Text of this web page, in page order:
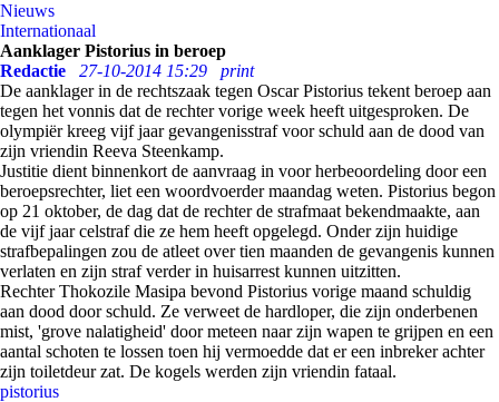
Nieuws
Internationaal
Aanklager Pistorius in beroep
Redactie
27-10-2014 15:29
print
De aanklager in de rechtszaak tegen Oscar Pistorius tekent beroep aan
tegen het vonnis dat de rechter vorige week heeft uitgesproken. De
olympiër kreeg vijf jaar gevangenisstraf voor schuld aan de dood van
zijn vriendin Reeva Steenkamp.
Justitie dient binnenkort de aanvraag in voor herbeoordeling door een
beroepsrechter, liet een woordvoerder maandag weten. Pistorius begon
op 21 oktober, de dag dat de rechter de strafmaat bekendmaakte, aan
de vijf jaar celstraf die ze hem heeft opgelegd. Onder zijn huidige
strafbepalingen zou de atleet over tien maanden de gevangenis kunnen
verlaten en zijn straf verder in huisarrest kunnen uitzitten.
Rechter Thokozile Masipa bevond Pistorius vorige maand schuldig
aan dood door schuld. Ze verweet de hardloper, die zijn onderbenen
mist, 'grove nalatigheid' door meteen naar zijn wapen te grijpen en een
aantal schoten te lossen toen hij vermoedde dat er een inbreker achter
zijn toiletdeur zat. De kogels werden zijn vriendin fataal.
pistorius